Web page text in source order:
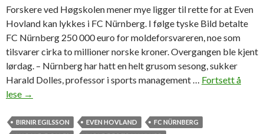
Forskere ved Høgskolen mener mye ligger til rette for at Even
Hovland kan lykkes i FC Nürnberg. I følge tyske Bild betalte
FC Nürnberg 250 000 euro for moldeforsvareren, noe som
tilsvarer cirka to millioner norske kroner. Overgangen ble kjent
lørdag. – Nürnberg har hatt en helt grusom sesong, sukker
Harald Dolles, professor i sports management … Fortsett å
lese N
r
→
BIRNIR EGILSSON EVEN HOVLAND
FC NÜRNBERG